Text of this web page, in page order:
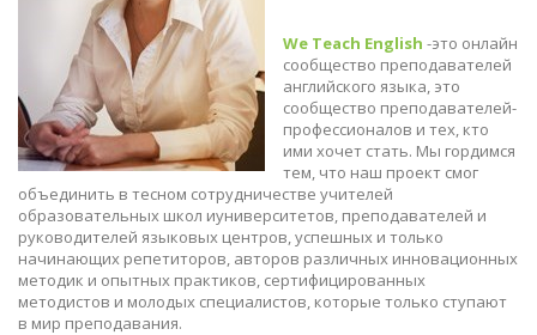
We Teach English -это онлайн
сообщество преподавателей
английского языка, это
сообщество преподавателей-
профессионалов и тех, кто
ими хочет стать. Мы гордимся
тем, что наш проект смог
объединить в тесном сотрудничестве учителей
образовательных школ иуниверситетов, преподавателей и
руководителей языковых центров, успешных и только
начинающих репетиторов, авторов различных инновационных
методик и опытных практиков, сертифицированных
методистов и молодых специалистов, которые только ступают
в мир преподавания.